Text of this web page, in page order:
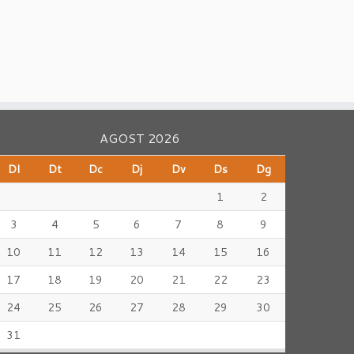
AGOST 2026
Dl Dt Dc Dj Dv Ds
Dg
1
2
3
4 5 6 7 8
9
10
11 12 13 14 15
16
17
18 19 20 21 22
23
24
25 26 27 28 29
30
31